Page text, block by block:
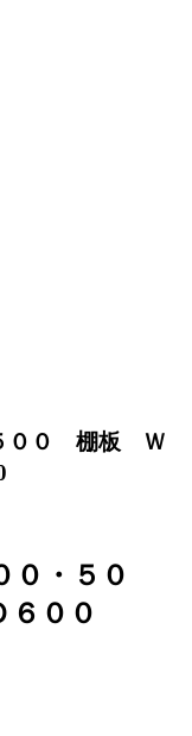
００ 棚板 Ｗ
０・５０
６００